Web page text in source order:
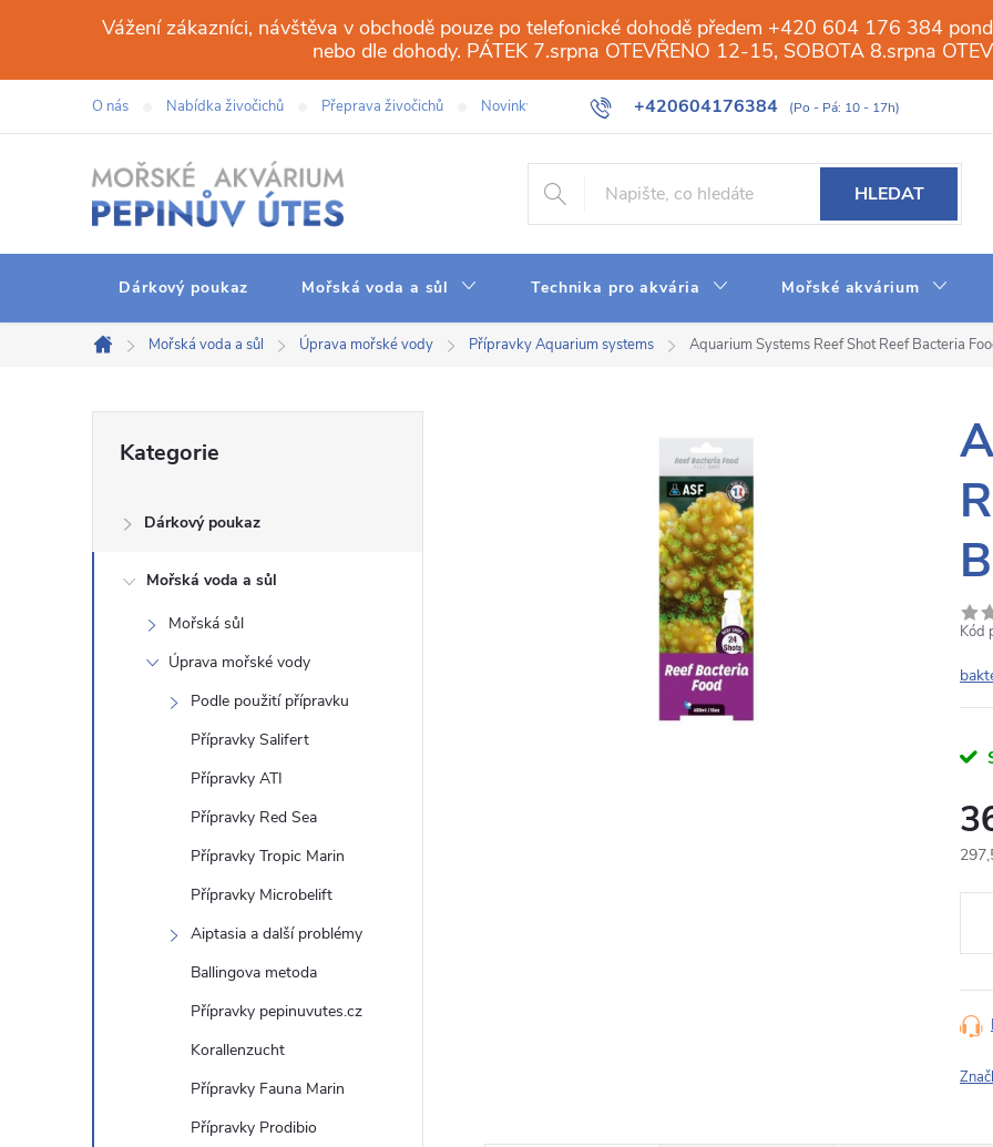
obsah
Vážení zákazníci, návštěva v obchodě pouze po telefonické dohodě předem +420 604 176 384
nebo dle dohody. PÁTEK 7.srpna OTEVŘENO 12-15, SOBOTA 8.srpna
+420604176384
O nás Nabídka živočichů Přeprava živočichů Novinky Galerie Obchod Web Slovník pojmů
HLEDAT
Dárkový poukaz Mořská voda a sůl Technika pro akvária Mořské akvárium
Domů
Mořská voda a sůl Úprava mořské vody Přípravky Aquarium systems Aquarium Systems Reef Shot Reef Bacteria
s
kategorie
Kategorie
Dárkový poukaz
Mořská voda a sůl
Mořská sůl
Úprava mořské vody
Podle použití přípravku
Přípravky Salifert
Přípravky ATI
Přípravky Red Sea
Přípravky Tropic Marin
Přípravky Microbelift
Aiptasia a další problémy
Ballingova metoda
Přípravky pepinuvutes.cz
Korallenzucht
Přípravky Fauna Marin
Přípravky Prodibio
Kód